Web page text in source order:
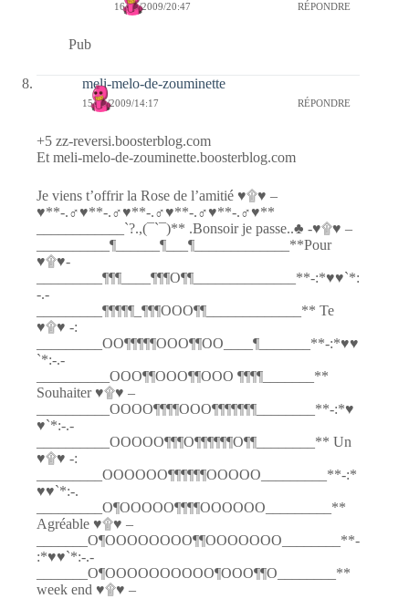
16/11/2009/20:47 RÉPONDRE
Pub
meli-melo-de-zouminette
15/11/2009/14:17 RÉPONDRE
+5 zz-reversi.boosterblog.com
Et meli-melo-de-zouminette.boosterblog.com
Je viens t’offrir la Rose de l’amitié ♥۩♥ –
♥**-.♂♥**-.♂♥**-.♂♥**-.♂♥**-.♂♥**
____________`?.,(¯`¯)** .Bonsoir je passe..♣ -♥۩♥ –
__________¶______¶___¶_____________**Pour
♥۩♥-
_________¶¶¶____¶¶¶O¶¶______________**-:*♥♥`*:
-.-
_________¶¶¶¶¶_¶¶¶OOO¶¶_____________** Te
♥۩♥ -:
_________OO¶¶¶¶¶OOO¶¶OO____¶_______**-:*♥♥
`*:-.-
__________OOO¶¶OOO¶¶OOO ¶¶¶¶_______**
Souhaiter ♥۩♥ –
__________OOOO¶¶¶¶OOO¶¶¶¶¶¶¶________**-:*♥
♥`*:-.-
__________OOOOO¶¶¶O¶¶¶¶¶¶O¶¶________** Un
♥۩♥ -:
_________OOOOOO¶¶¶¶¶¶OOOOO_________**-:*
♥♥`*:-.
_________O¶OOOOO¶¶¶¶OOOOOO_________**
Agréable ♥۩♥ –
_______O¶OOOOOOOO¶¶OOOOOOO________**-
:*♥♥`*:-.-
_______O¶OOOOOOOOOO¶OOO¶¶O________**
week end ♥۩♥ –